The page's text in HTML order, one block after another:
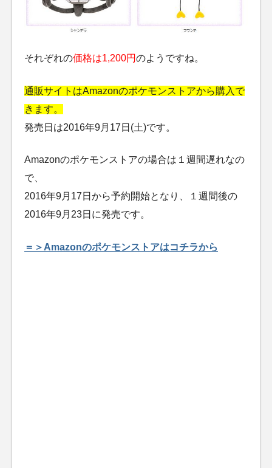
それぞれの価格は1,200円のようですね。
通販サイトはAmazonのポケモンストアから購入で
きます。
発売日は2016年9月17日(土)です。
Amazonのポケモンストアの場合は１週間遅れなの
で、
2016年9月17日から予約開始となり、１週間後の
2016年9月23日に発売です。
＝＞Amazonのポケモンストアはコチラから